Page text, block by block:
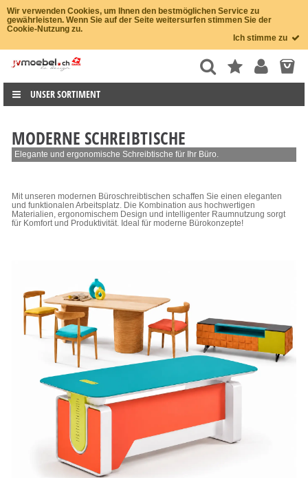
Wir verwenden Cookies, um Ihnen den bestmöglichen Service zu
gewährleisten. Wenn Sie auf der Seite weitersurfen stimmen Sie der
Cookie-Nutzung zu.
Ich stimme zu
UNSER SORTIMENT
MODERNE SCHREIBTISCHE
Elegante und ergonomische Schreibtische für Ihr Büro.
Mit unseren modernen Büroschreibtischen schaffen Sie einen eleganten
und funktionalen Arbeitsplatz. Die Kombination aus hochwertigen
Materialien, ergonomischem Design und intelligenter Raumnutzung sorgt
für Komfort und Produktivität. Ideal für moderne Bürokonzepte!